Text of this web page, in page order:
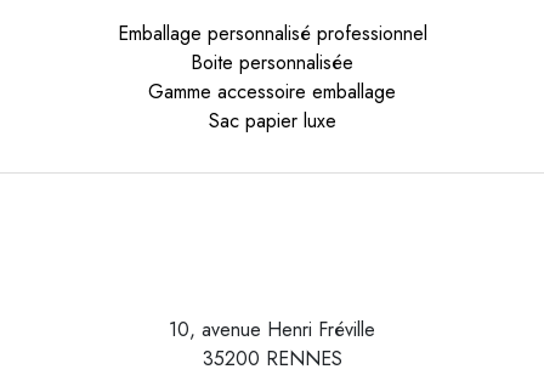
10, avenue Henri Fréville
35200 RENNES
Emballage personnalisé professionnel
Boite personnalisée
Gamme accessoire emballage
Sac papier luxe